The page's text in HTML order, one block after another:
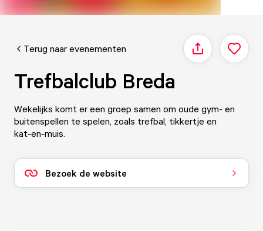
Terug naar evenementen Delen
Trefbalclub Breda
Wekelijks komt er een groep samen om oude gym- en
buitenspellen te spelen, zoals trefbal, tikkertje en
kat‑en‑muis.
Bezoek de website